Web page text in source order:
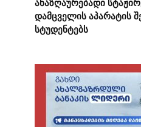
ანაზღაურებადი
დამცველის აპარატის
სტუდენტებს